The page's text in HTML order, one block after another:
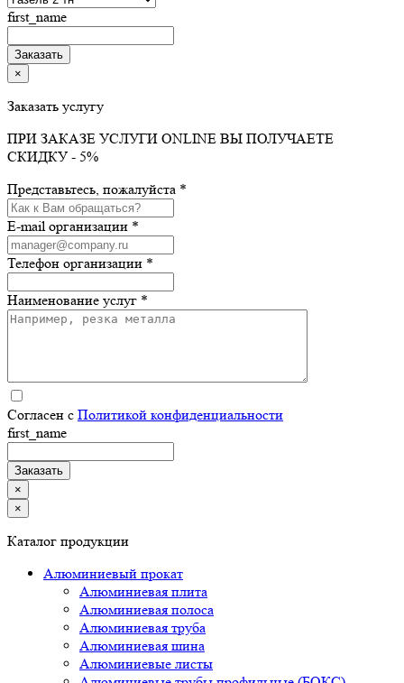
first_name
×
Заказать услугу
ПРИ ЗАКАЗЕ УСЛУГИ ONLINE ВЫ ПОЛУЧАЕТЕ
СКИДКУ - 5%
Представьтесь, пожалуйста *
E-mail организации *
Телефон организации *
Наименование услуг *
Согласен с Политикой конфиденциальности
first_name
×
×
Каталог продукции
Алюминиевый прокат
Алюминиевая плита
Алюминиевая полоса
Алюминиевая труба
Алюминиевая шина
Алюминиевые листы